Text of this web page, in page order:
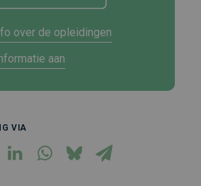
over de opleidingen
aan
VIA